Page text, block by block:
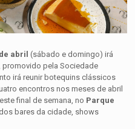
de abril(sábado e domingo) irá
promovido pela Sociedade
irá reunir botequins clássicos
encontros nos meses de abril
final de semana, no Parque
bares da cidade, shows